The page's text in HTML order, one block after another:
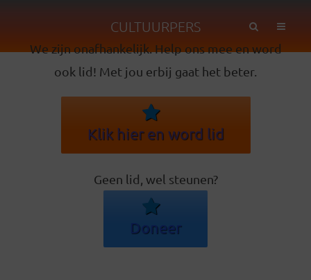
CULTUURPERS
We zijn onafhankelijk. Help ons mee en word
ook lid! Met jou erbij gaat het beter.
Klik hier en word lid
Geen lid, wel steunen?
Doneer